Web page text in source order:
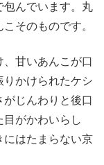
包んでいます。丸
そのものです。
甘いあんこが口
かけられたケシ
じんわりと後口
がかわいらし
にはたまらない京